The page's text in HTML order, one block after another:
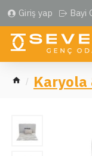
Giriş yap Bayi
Karyola